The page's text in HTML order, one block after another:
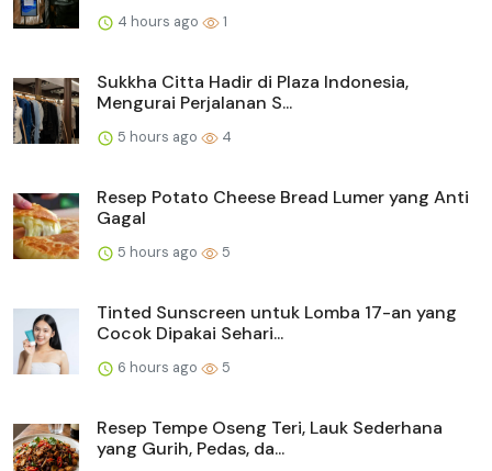
4 hours ago 1
Sukkha Citta Hadir di Plaza Indonesia,
Mengurai Perjalanan S...
5 hours ago 4
Resep Potato Cheese Bread Lumer yang Anti
Gagal
5 hours ago 5
Tinted Sunscreen untuk Lomba 17-an yang
Cocok Dipakai Sehari...
6 hours ago 5
Resep Tempe Oseng Teri, Lauk Sederhana
yang Gurih, Pedas, da...